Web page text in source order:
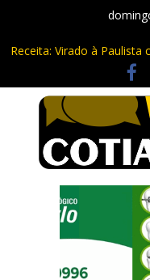
Receita: Virado à Paulista
Ladrão de farmácia e
Vargem Grande Paulista
Cine Sustentável traz
para Vargem Grande
WhatsApp vai parar de
setembro
São Roque